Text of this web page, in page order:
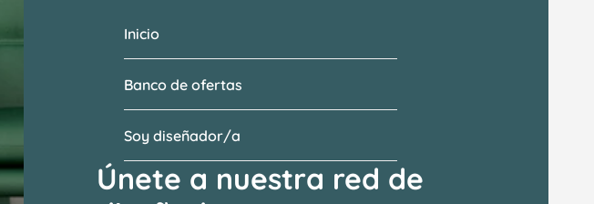
Banco de ofertas
Soy diseñador/a
Inicio
Únete a nuestra red de